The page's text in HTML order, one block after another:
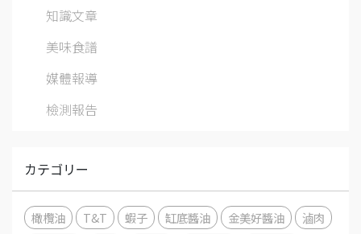
知識文章
美味食譜
媒體報導
檢測報告
カテゴリー
橄欖油 T&T 蝦子 缸底醬油 金美好醬油
滷肉